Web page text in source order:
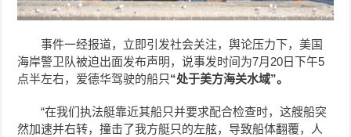
事件一经报道，立即引发社会关注，舆论压力下，美国
海岸警卫队被迫出面发布声明，说事发时间为7月20日下午5
点半左右，爱德华驾驶的船只“处于美方海关水域”。
“在我们执法艇靠近其船只并要求配合检查时，这艘船突
然加速并右转，撞击了我方艇只的左舷，导致船体翻覆，人